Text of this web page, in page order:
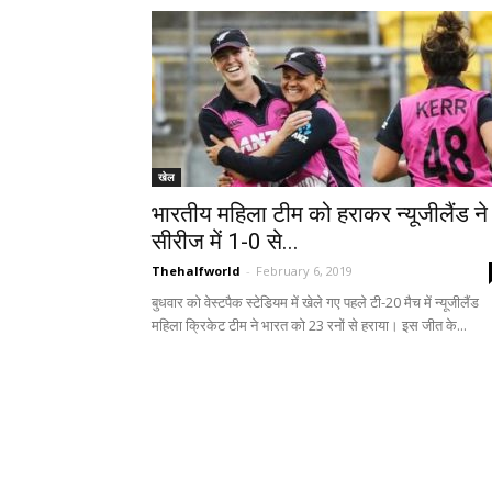
खेल
भारतीय महिला टीम को हराकर न्यूजीलैंड ने
सीरीज में 1-0 से...
Thehalfworld - February 6, 2019
बुधवार को वेस्टपैक स्टेडियम में खेले गए पहले टी-20 मैच में न्यूजीलैंड
महिला क्रिकेट टीम ने भारत को 23 रनों से हराया। इस जीत के...